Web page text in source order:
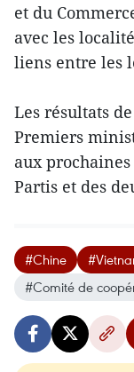
et du
avec les
liens entre les
Les résultats
Premiers
aux
Partis et des
#Chine
#Comité de